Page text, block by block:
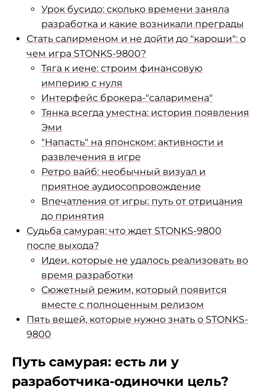
Урок бусидо: сколько времени заняла
разработка и какие возникали преграды
Стать салирменом и не дойти до "кароши": о
чем игра STONKS-9800?
Тяга к иене: строим финансовую
империю с нуля
Интерфейс брокера-"саларимена"
Тянка всегда уместна: история появления
Эми
"Напасть" на японском: активности и
развлечения в игре
Ретро вайб: необычный визуал и
приятное аудиосопровождение
Впечатления от игры: путь от отрицания
до принятия
Судьба самурая: что ждет STONKS-9800
после выхода?
Идеи, которые не удалось реализовать во
время разработки
Сюжетный режим, который появится
вместе с полноценным релизом
Пять вещей, которые нужно знать о STONKS-
9800
Путь самурая: есть ли у
разработчика-одиночки цель?